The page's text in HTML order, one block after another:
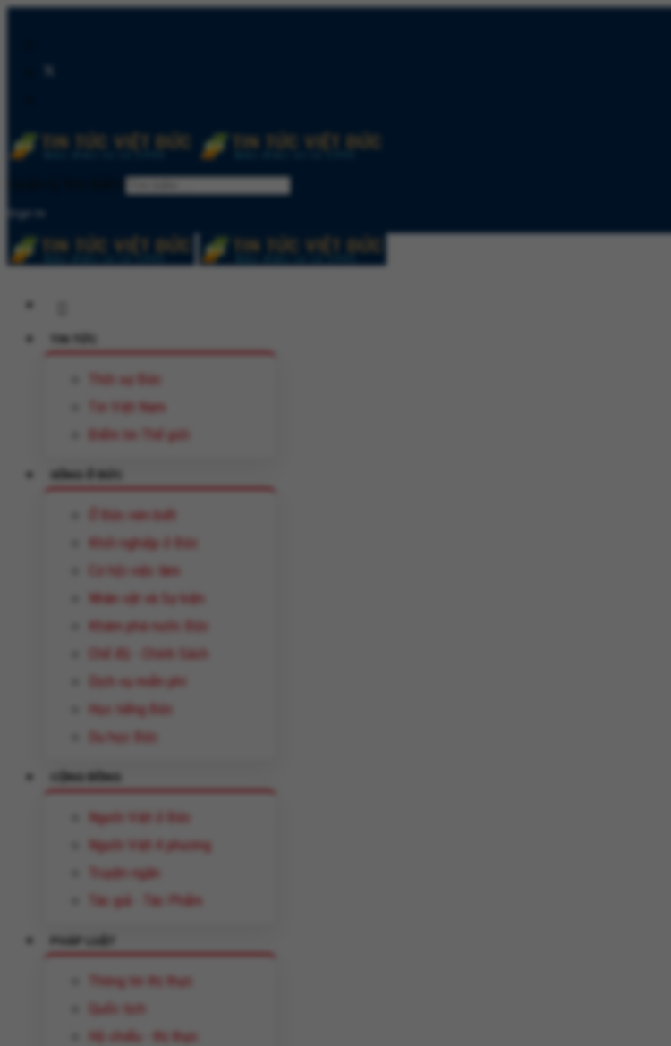
Sign In
TIN TỨC
Thời sự Đức
Tin Việt Nam
Điểm tin Thế giới
SỐNG Ở ĐỨC
Ở Đức nên biết
Khởi nghiệp ở Đức
Cơ hội việc làm
Nhân vật và Sự kiện
Khám phá nước Đức
Chế độ - Chính Sách
Dịch vụ miễn phí
Học tiếng Đức
Du học Đức
CỘNG ĐỒNG
Người Việt ở Đức
Người Việt 4 phương
Truyện ngắn
Tác giả - Tác Phẩm
Thông tin thị thực
Quốc tịch
Hộ chiếu - thị thực